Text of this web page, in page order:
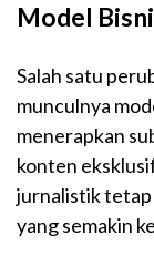
Model
Salah satu
munculnya
menerapkan
konten
jurnalistik tetap
yang semakin